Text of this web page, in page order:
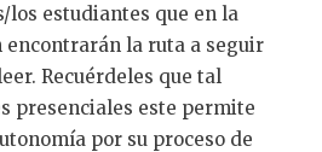
los estudiantes que en la
encontrarán la ruta a seguir
Recuérdeles que tal
presenciales este permite
por su proceso de